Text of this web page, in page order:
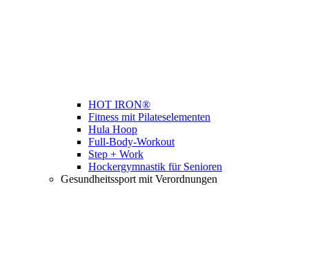
HOT IRON®
Fitness mit Pilateselementen
Hula Hoop
Full-Body-Workout
Step + Work
Hockergymnastik für Senioren
Gesundheitssport mit Verordnungen